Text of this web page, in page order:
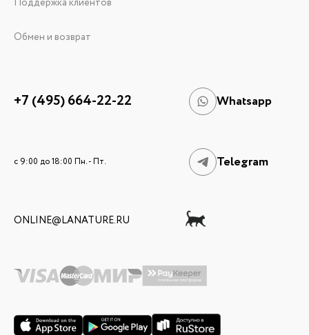
Поддержка клиентов
Обмен и возврат
+7 (495) 664-22-22 Whatsapp
c 9:00 до 18:00 Пн. - Пт. Telegram
ONLINE@LANATURE.RU